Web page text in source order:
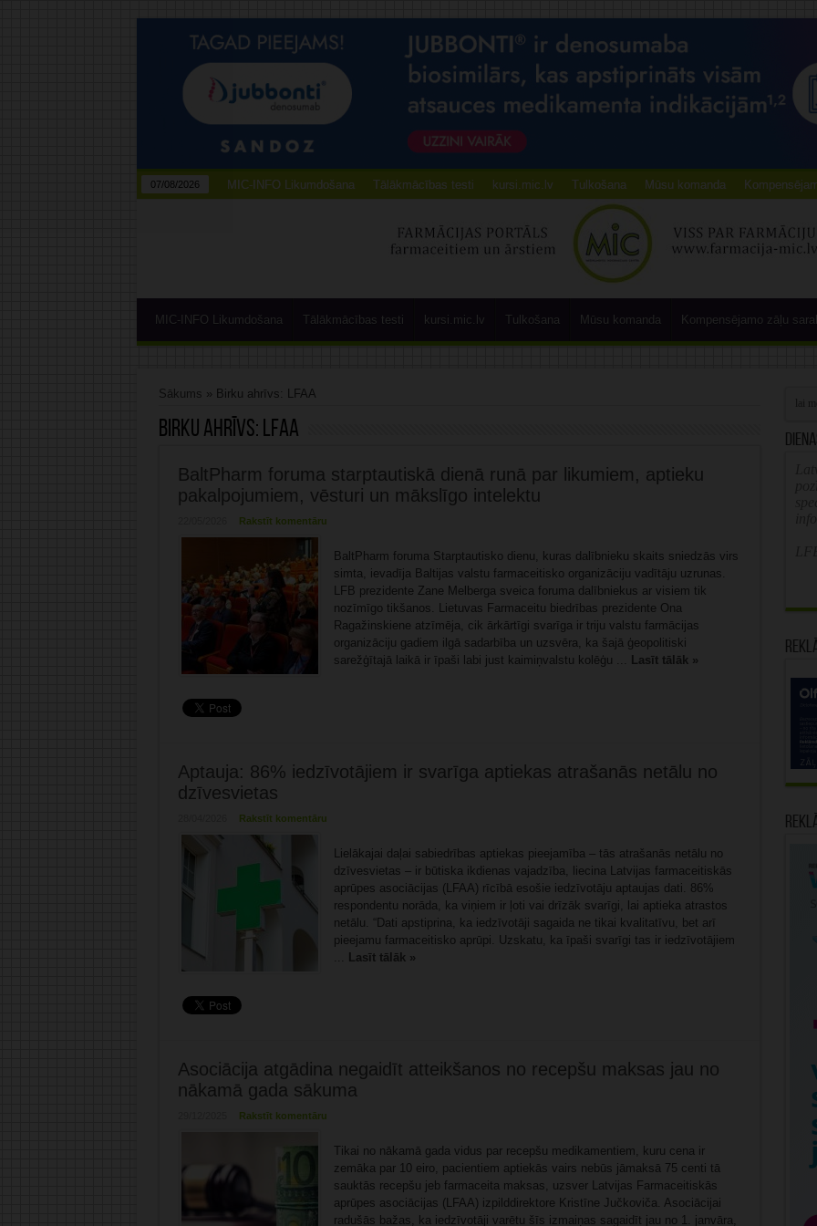
07/08/2026 MIC-INFO Likumdošana Tālākmācības testi kursi.mic.lv Tulkošana Mūsu komanda
MIC-INFO Likumdošana Tālākmācības testi kursi.mic.lv Tulkošana Mūsu komanda Kompensējamo zāļu
Sākums » Birku ahrīvs: LFAA
Birku ahrīvs: LFAA
BaltPharm foruma starptautiskā dienā runā par likumiem, aptieku
pakalpojumiem, vēsturi un mākslīgo intelektu
Rakstīt komentāru
BaltPharm foruma Starptautisko dienu, kuras dalībnieku skaits sniedzās virs
simta, ievadīja Baltijas valstu farmaceitisko organizāciju vadītāju uzrunas.
LFB prezidente Zane Melberga sveica foruma dalībniekus ar visiem tik
nozīmīgo tikšanos. Lietuvas Farmaceitu biedrības prezidente Ona
Ragažinskiene atzīmēja, cik ārkārtīgi svarīga ir triju valstu farmācijas
organizāciju gadiem ilgā sadarbība un uzsvēra, ka šajā ģeopolitiski
sarežģītajā laikā ir īpaši labi just kaimiņvalstu kolēģu ... Lasīt tālāk »
Aptauja: 86% iedzīvotājiem ir svarīga aptiekas atrašanās netālu no
dzīvesvietas
Rakstīt komentāru
Lielākajai daļai sabiedrības aptiekas pieejamība – tās atrašanās netālu no
dzīvesvietas – ir būtiska ikdienas vajadzība, liecina Latvijas farmaceitiskās
aprūpes asociācijas (LFAA) rīcībā esošie iedzīvotāju aptaujas dati. 86%
respondentu norāda, ka viņiem ir ļoti vai drīzāk svarīgi, lai aptieka atrastos
netālu. “Dati apstiprina, ka iedzīvotāji sagaida ne tikai kvalitatīvu, bet arī
pieejamu farmaceitisko aprūpi. Uzskatu, ka īpaši svarīgi tas ir iedzīvotājiem
... Lasīt tālāk »
Asociācija atgādina negaidīt atteikšanos no recepšu maksas jau no
nākamā gada sākuma
Rakstīt komentāru
Tikai no nākamā gada vidus par recepšu medikamentiem, kuru cena ir
zemāka par 10 eiro, pacientiem aptiekās vairs nebūs jāmaksā 75 centi tā
sauktās recepšu jeb farmaceita maksas, uzsver Latvijas Farmaceitiskās
aprūpes asociācijas (LFAA) izpilddirektore Kristīne Jučkoviča. Asociācijai
radušās bažas, ka iedzīvotāji varētu šīs izmaiņas sagaidīt jau no 1. janvāra,